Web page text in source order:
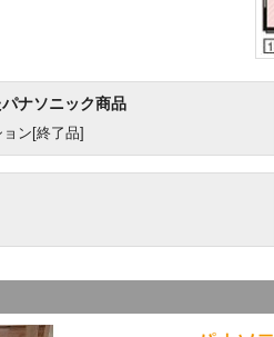
ナソニック商品
ン[終了品]